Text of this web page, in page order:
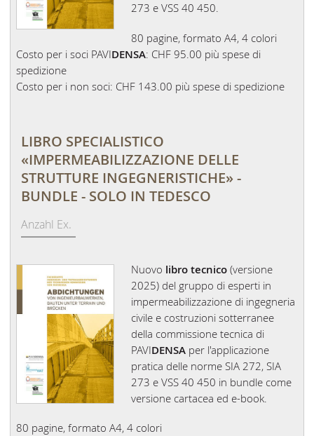
273 e VSS 40 450.
80 pagine, formato A4, 4 colori
Costo per i soci PAVIDENSA: CHF 95.00 più spese di
spedizione
Costo per i non soci: CHF 143.00 più spese di spedizione
LIBRO SPECIALISTICO
«IMPERMEABILIZZAZIONE DELLE
STRUTTURE INGEGNERISTICHE» -
BUNDLE - SOLO IN TEDESCO
Nuovo libro tecnico(versione
2025) del gruppo di esperti in
impermeabilizzazione di ingegneria
civile e costruzioni sotterranee
della commissione tecnica di
PAVIDENSAper l'applicazione
pratica delle norme SIA 272, SIA
273 e VSS 40 450 in bundle come
versione cartacea ed e-book.
80 pagine, formato A4, 4 colori